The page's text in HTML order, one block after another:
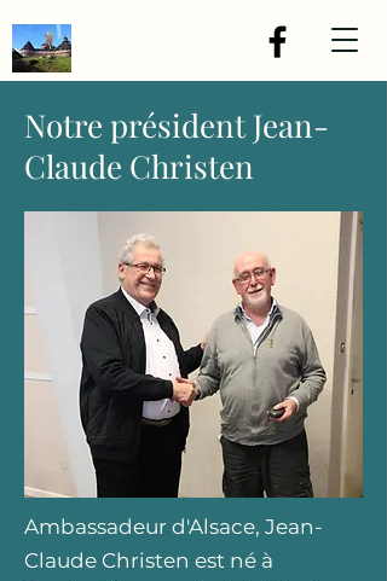
Notre président Jean-
Claude Christen
Ambassadeur d'Alsace, Jean-
Claude Christen est né à